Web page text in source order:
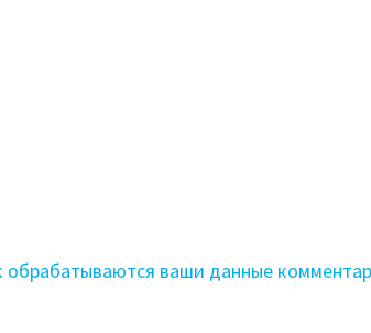
обрабатываются ваши данные